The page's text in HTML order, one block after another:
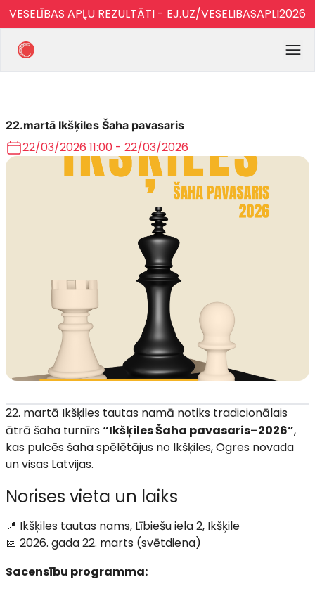
VESELĪBAS APĻU REZULTĀTI - EJ.UZ/VESELIBASAPLI2026
22.martā Ikšķiles Šaha pavasaris
22/03/2026 11:00 - 22/03/2026
22. martā Ikšķiles tautas namā notiks tradicionālais
ātrā šaha turnīrs “Ikšķiles Šaha pavasaris–2026”,
kas pulcēs šaha spēlētājus no Ikšķiles, Ogres novada
un visas Latvijas.
Norises vieta un laiks
📍 Ikšķiles tautas nams, Lībiešu iela 2, Ikšķile
📅 2026. gada 22. marts (svētdiena)
Sacensību programma: